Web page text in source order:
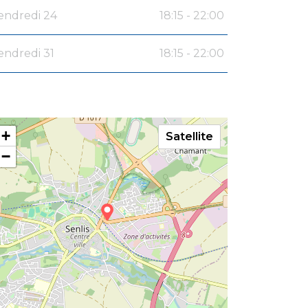
24 18:15 - 22:00
31 18:15 - 22:00
+
−
Satellite